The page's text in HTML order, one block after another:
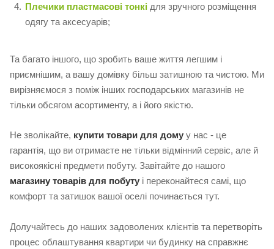
Плечики пластмасові тонкі для зручного розміщення
одягу та аксесуарів;
Та багато іншого, що зробить ваше життя легшим і
приємнішим, а вашу домівку більш затишною та чистою. Ми
вирізняємося з поміж інших господарських магазинів не
тільки обсягом асортименту, а і його якістю.
Не зволікайте, купити товари для дому у нас - це
гарантія, що ви отримаєте не тільки відмінний сервіс, але й
високоякісні предмети побуту. Завітайте до нашого
магазину товарів для побуту і переконайтеся самі, що
комфорт та затишок вашої оселі починається тут.
Долучайтесь до наших задоволених клієнтів та перетворіть
процес облаштування квартири чи будинку на справжнє